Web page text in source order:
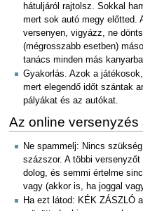
hátuljáról rajtolsz. Sokkal
mert sok autó megy előtted.
versenyen, vigyázz, ne
(mégrosszabb esetben)
tanács minden más
Gyakorlás. Azok a
mert elegendő időt szántak
pályákat és az autókat.
Az online versenyzés
Ne spammelj: Nincs
százszor. A többi
dolog, és semmi értelme
vagy (akkor is, ha joggal
Ha ezt látod: KÉK ZÁSZLÓ